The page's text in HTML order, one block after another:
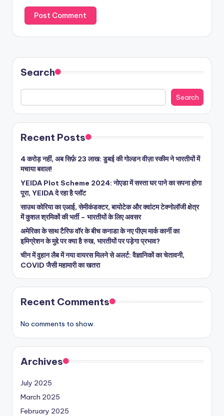
Search
Search
Recent Posts
4 करोड़ नहीं, अब सिर्फ़ 23 लाख: डुबई की गोल्डन वीज़ा स्कीम ने भारतीयों में
मचाया बवाल!
YEIDA Plot Scheme 2024: नोएडा में सस्ता घर पाने का सपना होगा
पूरा, YEIDA दे रहा है प्लॉट
साउथ कोरिया का एआई, सेमीकंडक्टर, बायोटेक और क्वांटम टेक्नोलॉजी क्षेत्र
में कुशल श्रमिकों की भर्ती – भारतीयों के लिए अवसर
अमेरिका के साथ टैरिफ वॉर के बीच कनाडा के नए पीएम मार्क कार्नी का
इमिग्रेशन के मुद्दे पर क्या है रुख, भारतीयों पर पड़ेगा प्रभाव?
चीन में वुहान लैब में नया वायरस मिलने से अलर्ट: वैज्ञानिकों का चेतावनी,
COVID जैसी महामारी का खतरा
Recent Comments
No comments to show.
Archives
July 2025
March 2025
February 2025